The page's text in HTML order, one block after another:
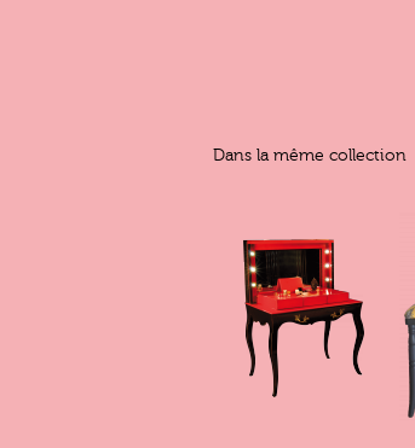
Dans la même collection